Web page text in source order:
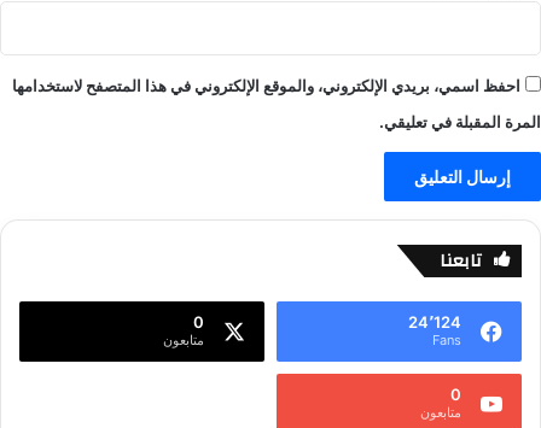
احفظ اسمي، بريدي الإلكتروني، والموقع الإلكتروني في هذا المتصفح لاستخدامها
المرة المقبلة في تعليقي.
تابعنا
24٬124
Fans
0
متابعون
0
متابعون